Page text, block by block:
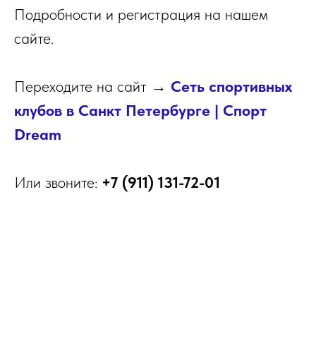
Подробности и регистрация на нашем
сайте.
Переходите на сайт → Сеть спортивных
клубов в Санкт Петербурге | Cпорт
Dream
Или звоните: +7 (911) 131-72-01